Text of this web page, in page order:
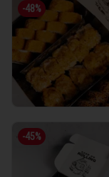
-48%
-45%